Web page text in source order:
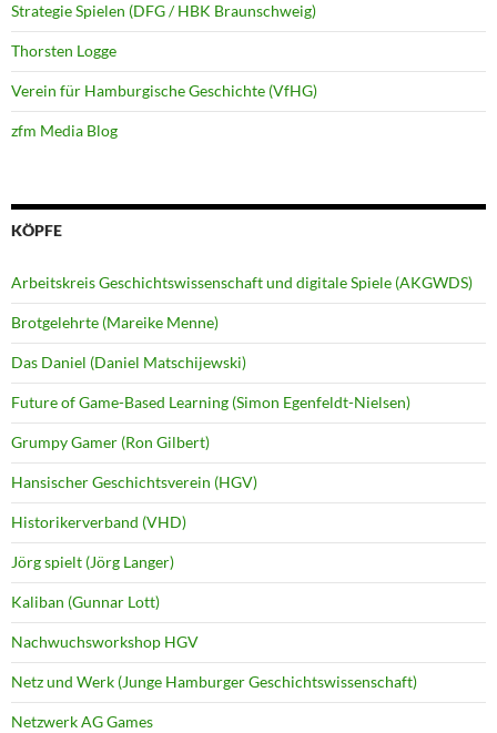
Strategie Spielen (DFG / HBK Braunschweig)
Thorsten Logge
Verein für Hamburgische Geschichte (VfHG)
zfm Media Blog
KÖPFE
Arbeitskreis Geschichtswissenschaft und digitale Spiele (AKGWDS)
Brotgelehrte (Mareike Menne)
Das Daniel (Daniel Matschijewski)
Future of Game-Based Learning (Simon Egenfeldt-Nielsen)
Grumpy Gamer (Ron Gilbert)
Hansischer Geschichtsverein (HGV)
Historikerverband (VHD)
Jörg spielt (Jörg Langer)
Kaliban (Gunnar Lott)
Nachwuchsworkshop HGV
Netz und Werk (Junge Hamburger Geschichtswissenschaft)
Netzwerk AG Games